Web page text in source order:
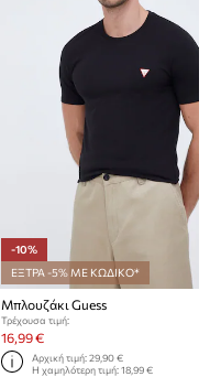
-10%
ΕΞΤΡΑ -5% ΜΕ ΚΩΔΙΚΟ*
Μπλουζάκι Guess
Τρέχουσα τιμή:
16,99 €
Αρχική τιμή: 29,90 €
Η χαμηλότερη τιμή: 18,99 €